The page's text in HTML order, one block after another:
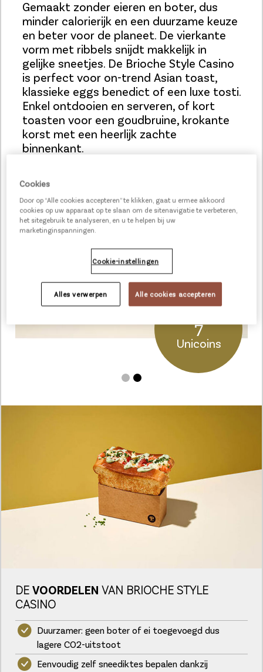
Gemaakt zonder eieren en boter, dus
minder calorierijk en een duurzame keuze
en beter voor de planeet. De vierkante
vorm met ribbels snijdt makkelijk in
gelijke sneetjes. De Brioche Style Casino
is perfect voor on-trend Asian toast,
klassieke eggs benedict of een luxe tosti.
Enkel ontdooien en serveren, of kort
toasten voor een goudbruine, krokante
korst met een heerlijk zachte
binnenkant.
over ons spaarprogramma?
7
Unicoins
DE VOORDELEN VAN BRIOCHE STYLE
CASINO
Duurzamer: geen boter of ei toegevoegd dus
lagere CO2-uitstoot
Eenvoudig zelf sneediktes bepalen dankzij
Cookies
Door op “Alle cookies accepteren” te klikken, gaat u ermee akkoord
cookies op uw apparaat op te slaan om de sitenavigatie te verbeteren,
het sitegebruik te analyseren, en u te helpen bij uw
marketinginspanningen.
Cookie-instellingen
Alles verwerpen Alle cookies accepteren